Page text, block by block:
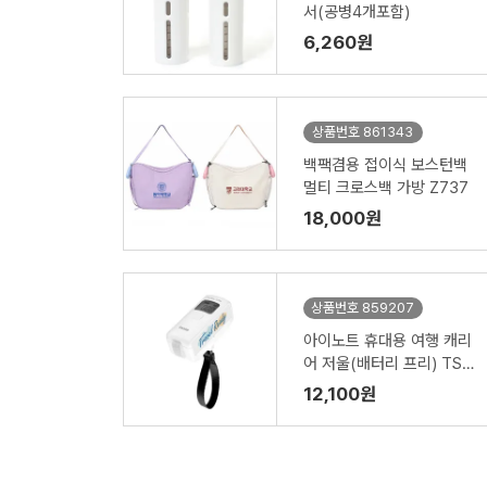
서(공병4개포함)
6,260원
상품번호 861343
백팩겸용 접이식 보스턴백
멀티 크로스백 가방 Z737
18,000원
상품번호 859207
아이노트 휴대용 여행 캐리
어 저울(배터리 프리) TS6
50C
12,100원